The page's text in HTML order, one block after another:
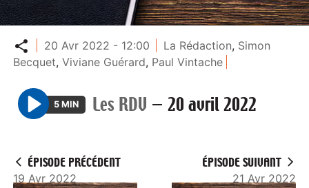
Partager
20 Avr 2022 - 12:00 La Rédaction, Simon
Becquet,Viviane Guérard, Paul Vintache
P
y
5 MIN Les RDV — 20 avril 2022
ÉPISODE PRÉCÉDENT
19 Avr 2022
ÉPISODE SUIVANT
21 Avr 2022